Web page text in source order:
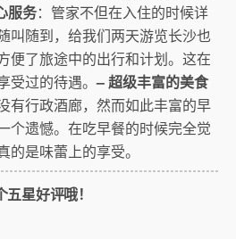
服务：管家不但在入住的时候详
叫随到，给我们两天游览长沙也
便了旅途中的出行和计划。这在
受过的待遇。– 超级丰富的美食
有行政酒廊，然而如此丰富的早
个遗憾。在吃早餐的时候完全觉
是味蕾上的享受。
星好评哦！